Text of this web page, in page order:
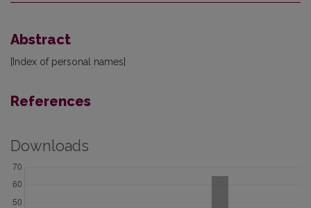
Abstract
[Index of personal names]
References
Downloads